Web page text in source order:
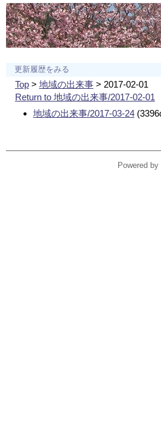
更新履歴をみる
Top> 地域の出来事> 2017-02-01
Return to 地域の出来事/2017-02-01
地域の出来事/2017-03-24
Powered